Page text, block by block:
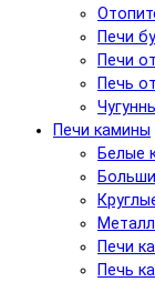
Печи
Печи
Печь
Печи камины
Белые
Печи
Печь